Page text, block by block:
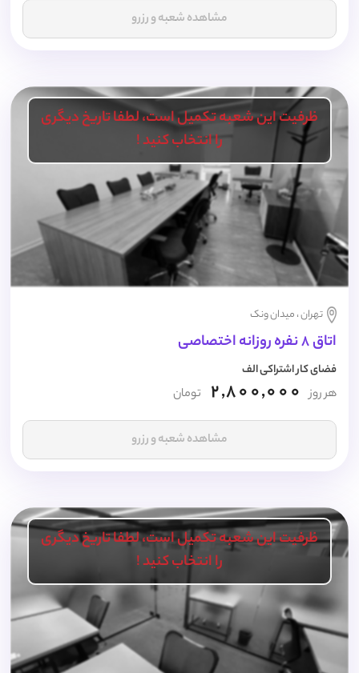
مشاهده شعبه و رزرو
ظرفیت این شعبه تکمیل است، لطفا تاریخ دیگری
را انتخاب کنید !
تهران ، میدان ونک
اتاق 8 نفره روزانه اختصاصی
فضای کار اشتراکی الف
هر روز 2,800,000 تومان
مشاهده شعبه و رزرو
ظرفیت این شعبه تکمیل است، لطفا تاریخ دیگری
را انتخاب کنید !